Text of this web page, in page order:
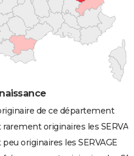
de ce département
originaires les
originaires les SERVAGE